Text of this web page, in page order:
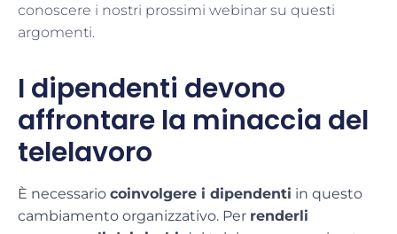
conoscere i nostri prossimi webinar su questi
argomenti.
I dipendenti devono
affrontare la minaccia del
telelavoro
È necessario coinvolgere i dipendenti in questo
cambiamento organizzativo. Per renderli